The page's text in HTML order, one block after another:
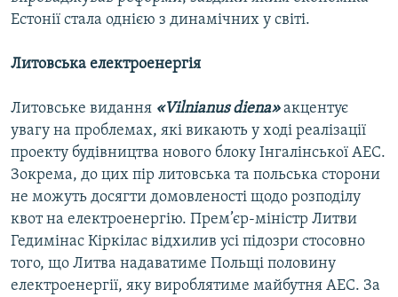
Естонії стала однією з динамічних у світі.
Литовська електроенергія
Литовське видання «Vilnianus diena»акцентує
увагу на проблемах, які викають у ході реалізації
проекту будівництва нового блоку Інгалінської АЕС.
Зокрема, до цих пір литовська та польська сторони
не можуть досягти домовленості щодо розподілу
квот на електроенергію. Прем’єр-міністр Литви
Гедимінас Кіркілас відхилив усі підозри стосовно
того, що Литва надаватиме Польщі половину
електроенергії, яку вироблятиме майбутня АЕС. За